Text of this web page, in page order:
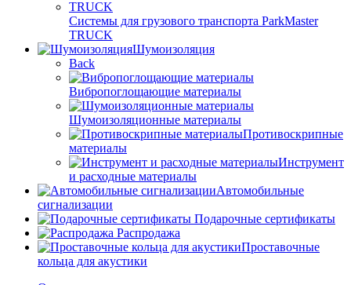
Системы для грузового транспорта ParkMaster
TRUCK
Шумоизоляция
Back
Вибропоглощающие материалы
Шумоизоляционные материалы
Противоскрипные
материалы
Инструмент
и расходные материалы
Автомобильные
сигнализации
Подарочные сертификаты
Распродажа
Проставочные
кольца для акустики